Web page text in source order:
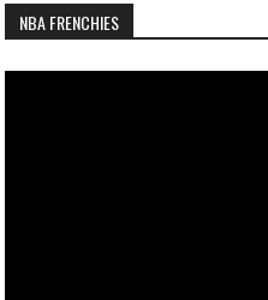
NBA FRENCHIES